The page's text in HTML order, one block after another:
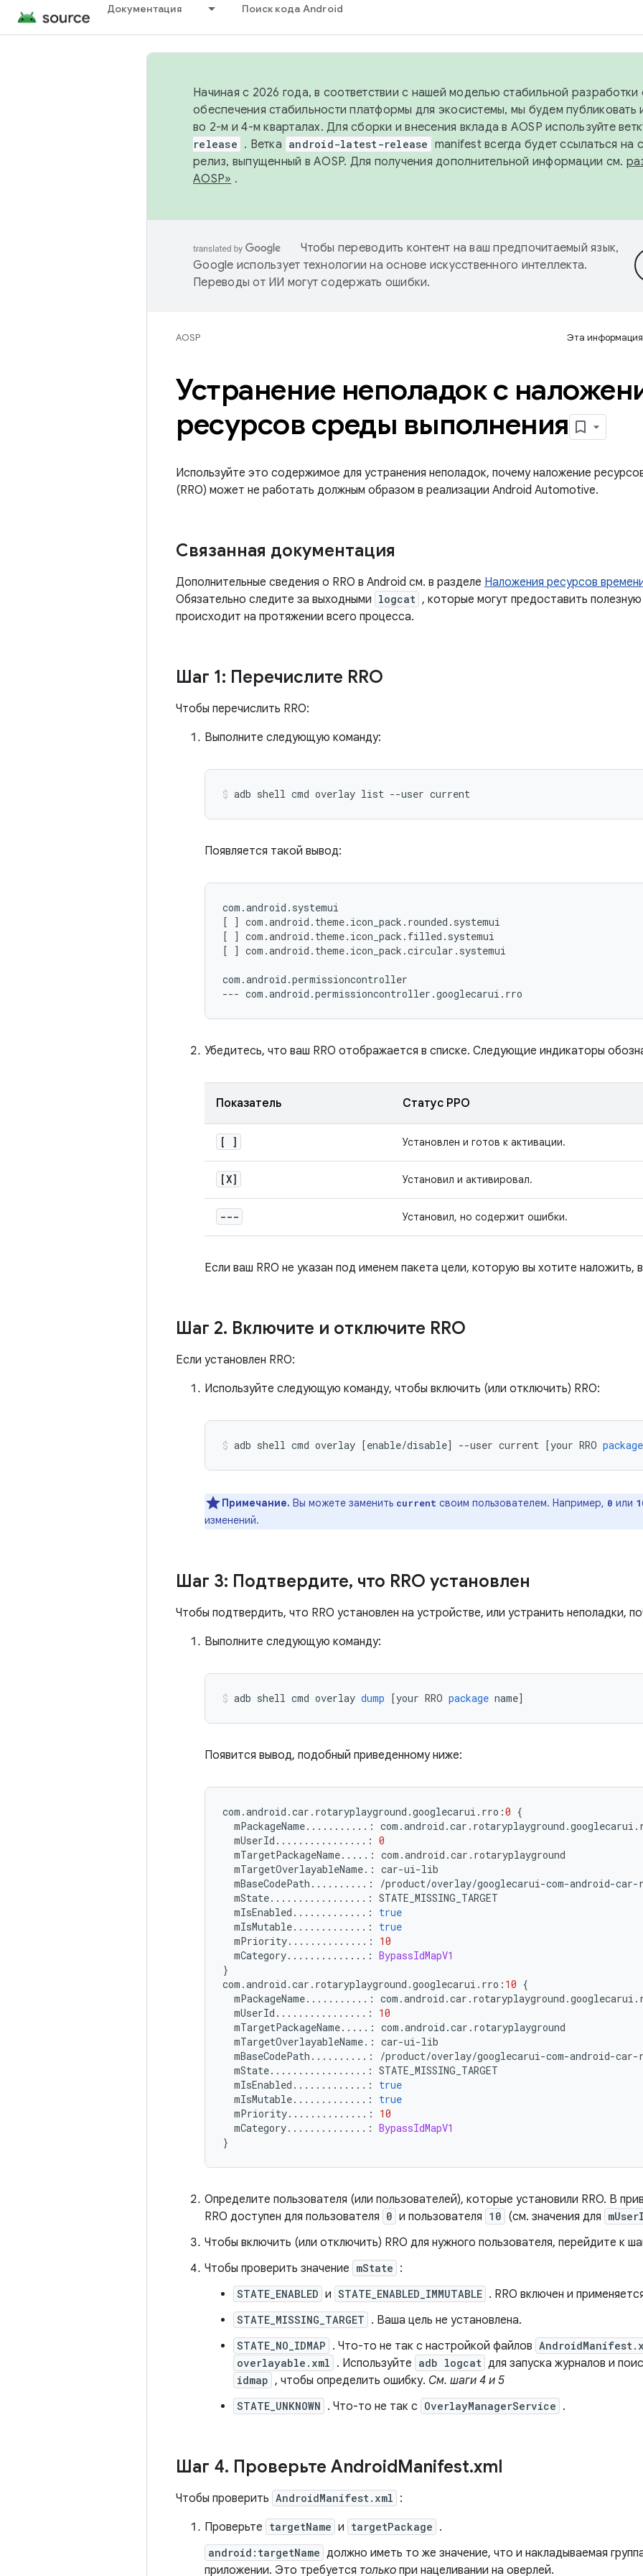
Документация Поиск кода Android
Начиная с 2026 года, в соответствии с нашей моделью стабильной разработки
обеспечения стабильности платформы для экосистемы, мы будем публиковать
во 2-м и 4-м кварталах. Для сборки и внесения вклада в AOSP используйте
release . Ветка android-latest-release manifest всегда будет ссылаться на
релиз, выпущенный в AOSP. Для получения дополнительной информации см.
AOSP» .
Чтобы переводить контент на ваш предпочитаемый язык,
Google использует технологии на основе искусственного интеллекта.
Переводы от ИИ могут содержать ошибки.
AOSP Эта информация
Устранение неполадок с
ресурсов среды выполнения
Используйте это содержимое для устранения неполадок, почему наложение
(RRO) может не работать должным образом в реализации Android Automotive.
Связанная документация
Дополнительные сведения о RRO в Android см. в разделе Наложения ресурсов
Обязательно следите за выходными logcat , которые могут предоставить
происходит на протяжении всего процесса.
Шаг 1: Перечислите RRO
Чтобы перечислить RRO:
Выполните следующую команду:
adb shell cmd overlay list --user current
Появляется такой вывод:
com .android . systemui
[
] com .android . theme. icon_pack . rounded . systemui
[
] com .android . theme. icon_pack . filled . systemui
[
] com .android . theme. icon_pack .circular . systemui
com .android .permissioncontroller
--- com .android .permissioncontroller .googlecarui . rro
Убедитесь, что ваш RRO отображается в списке. Следующие индикаторы
Показатель Статус РРО
[ ] Установлен и готов к активации.
[X] Установил и активировал.
--- Установил, но содержит ошибки.
Если ваш RRO не указан под именем пакета цели, которую вы хотите наложить,
Шаг 2. Включите и отключите RRO
Если установлен RRO:
Используйте следующую команду, чтобы включить (или отключить) RRO:
adb shell cmd overlay [enable/disable] --user current [your RRO package
Примечание. Вы можете заменить current своим пользователем. Например, 0 или
изменений.
Шаг 3: Подтвердите, что RRO установлен
Чтобы подтвердить, что RRO установлен на устройстве, или устранить неполадки,
Выполните следующую команду:
adb shell cmd overlay dump [your RRO package name]
Появится вывод, подобный приведенному ниже:
com .android .car . rotaryplayground .googlecarui . rro :0 {
mPackageName...........: com .android .car . rotaryplayground .googlecarui .
mUserId ................: 0
mTargetPackageName.....: com .android .car . rotaryplayground
mTargetOverlayableName.: car-ui-lib
mBaseCodePath ..........: /product/overlay/googlecarui-com-android-car-
mState.................: STATE_MISSING_TARGET
mIsEnabled .............:
true
mIsMutable.............:
true
mPriority..............:
10
mCategory..............: BypassIdMapV1
}
com .android .car . rotaryplayground .googlecarui . rro : 10 {
mPackageName...........: com .android .car . rotaryplayground .googlecarui .
mUserId ................:
10
mTargetPackageName.....: com .android .car . rotaryplayground
mTargetOverlayableName.: car-ui-lib
mBaseCodePath ..........: /product/overlay/googlecarui-com-android-car-
mState.................: STATE_MISSING_TARGET
mIsEnabled .............:
true
mIsMutable.............:
true
mPriority..............:
10
mCategory..............: BypassIdMapV1
}
Определите пользователя (или пользователей), которые установили RRO. В
RRO доступен для пользователя 0 и пользователя 10 (см. значения для
Чтобы включить (или отключить) RRO для нужного пользователя, перейдите к
Чтобы проверить значение mState :
STATE_ENABLED и STATE_ENABLED_IMMUTABLE . RRO включен и
STATE_MISSING_TARGET . Ваша цель не установлена.
STATE_NO_IDMAP . Что-то не так с настройкой файлов
overlayable.xml . Используйте adb logcat для запуска журналов и
idmap , чтобы определить ошибку. См. шаги 4 и 5
STATE_UNKNOWN . Что-то не так с OverlayManagerService .
Шаг 4. Проверьте AndroidManifest.xml
Чтобы проверить AndroidManifest.xml :
Проверьте targetName и targetPackage .
android:targetName должно иметь то же значение, что и накладываемая
приложении. Это требуется только при нацеливании на оверлей.